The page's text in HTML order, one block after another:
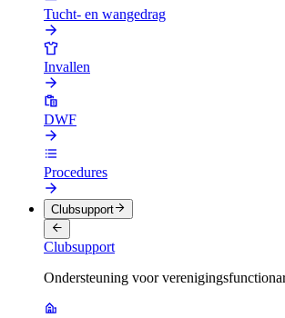
Tucht- en wangedrag
Invallen
DWF
Procedures
Clubsupport
Clubsupport
Ondersteuning voor